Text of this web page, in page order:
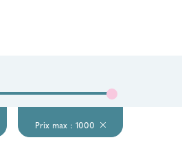
Prix max : 1000